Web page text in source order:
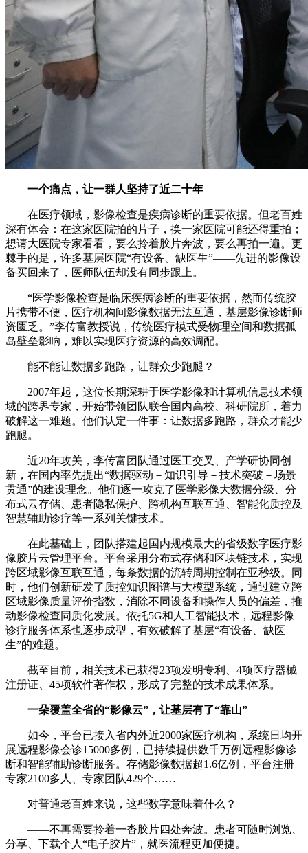
一个痛点，让一群人坚持了近二十年
在医疗领域，影像检查是疾病诊断的重要依据。但老百姓
深有体会：在这家医院拍的片子，换一家医院可能还得重拍；
想请大医院专家看看，要么拎着胶片奔波，要么再拍一遍。更
棘手的是，许多基层医院“有设备、缺医生”——先进的影像设
备买回来了，医师队伍却没有同步跟上。
“医学影像检查是临床疾病诊断的重要依据，然而传统胶
片携带不便，医疗机构间影像数据无法互通，基层影像诊断师
资匮乏。”李传富教授说，传统医疗模式受物理空间和数据孤
岛壁垒影响，难以实现医疗资源的高效调配。
能不能让数据多跑路，让群众少跑腿？
2007年起，这位长期深耕于医学影像和计算机信息技术领
域的跨界专家，开始带领团队联合国内高校、科研院所，着力
破解这一难题。他们认定一件事：让数据多跑路，群众才能少
跑腿。
近20年攻关，李传富团队通过医工交叉、产学研协同创
新，在国内率先提出“数据驱动－知识引导－技术突破－场景
贯通”的建设理念。他们逐一攻克了医学影像大数据分级、分
布式云存储、患者隐私保护、跨机构互联互通、智能化质控及
智慧辅助诊疗等一系列关键技术。
在此基础上，团队搭建起国内规模最大的省级数字医疗影
像胶片云管理平台。平台采用分布式存储和区块链技术，实现
跨区域影像互联互通，每条数据的流转周期控制在亚秒级。同
时，他们创新研发了质控知识图谱与大模型系统，通过建立跨
区域影像质量评价指数，消除不同设备和操作人员的偏差，推
动影像检查同质化发展。依托5G和人工智能技术，远程影像
诊疗服务体系也逐步成型，有效破解了基层“有设备、缺医
生”的难题。
截至目前，相关技术已获得23项发明专利、4项医疗器械
注册证、45项软件著作权，形成了完整的技术成果体系。
一朵覆盖全省的“影像云”，让基层有了“靠山”
如今，平台已接入省内外近2000家医疗机构，系统日均开
展远程影像会诊15000多例，已持续提供数千万例远程影像诊
断和智能辅助诊断服务。存储影像数据超1.6亿例，平台注册
专家2100多人、专家团队429个……
对普通老百姓来说，这些数字意味着什么？
——不再需要拎着一沓胶片四处奔波。患者可随时浏览、
分享、下载个人“电子胶片”，就医流程更加便捷。